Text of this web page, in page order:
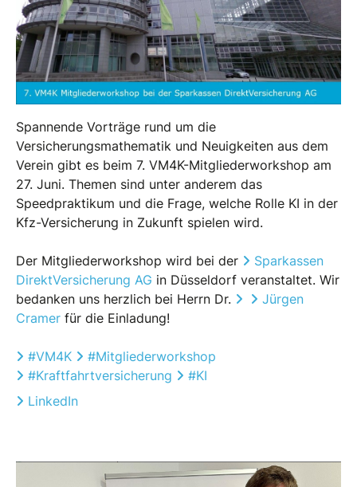
Spannende Vorträge rund um die
Versicherungsmathematik und Neuigkeiten aus dem
Verein gibt es beim 7. VM4K-Mitgliederworkshop am
27. Juni. Themen sind unter anderem das
Speedpraktikum und die Frage, welche Rolle KI in der
Kfz-Versicherung in Zukunft spielen wird.
Der Mitgliederworkshop wird bei der
Sparkassen
DirektVersicherung AG in Düsseldorf veranstaltet. Wir
bedanken uns herzlich bei Herrn Dr.
Jürgen
Cramer für die Einladung!
#VM4K #Mitgliederworkshop
#Kraftfahrtversicherung #KI
LinkedIn